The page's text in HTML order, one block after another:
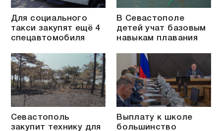
Для социального
такси закупят ещё 4
спецавтомобиля
В Севастополе
детей учат базовым
навыкам плавания
Севастополь
закупит технику для
Выплату к школе
большинство